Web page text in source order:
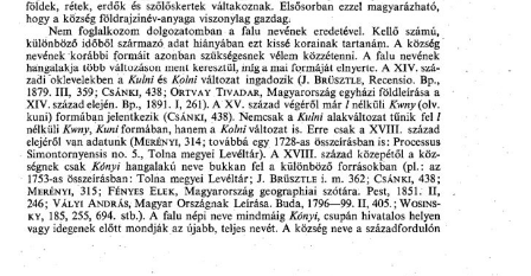
ROMA NEMZETISÉGI ÖNKORMÁNYZATI KÉPVISELŐK
VAGYONNYILATKOZATA – 2026. ÉV